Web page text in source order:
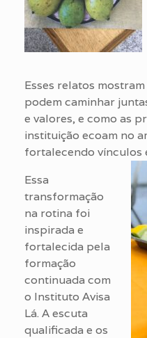
Esses relatos
podem caminhar
e valores, e como as
instituição ecoam no
fortalecendo vínculos
Essa
transformação
na rotina foi
inspirada e
fortalecida pela
formação
continuada com
o Instituto Avisa
Lá. A escuta
qualificada e os